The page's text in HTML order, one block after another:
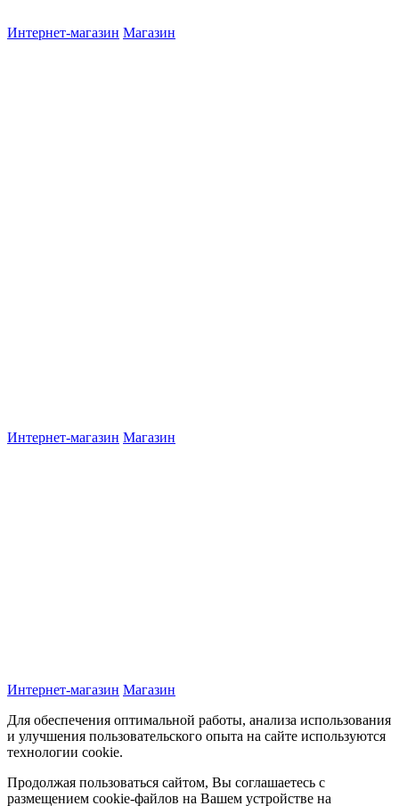
Интернет-магазин Магазин
Интернет-магазин Магазин
Интернет-магазин Магазин
Для обеспечения оптимальной работы, анализа использования
и улучшения пользовательского опыта на сайте используются
технологии cookie.
Продолжая пользоваться сайтом, Вы соглашаетесь с
размещением cookie-файлов на Вашем устройстве на